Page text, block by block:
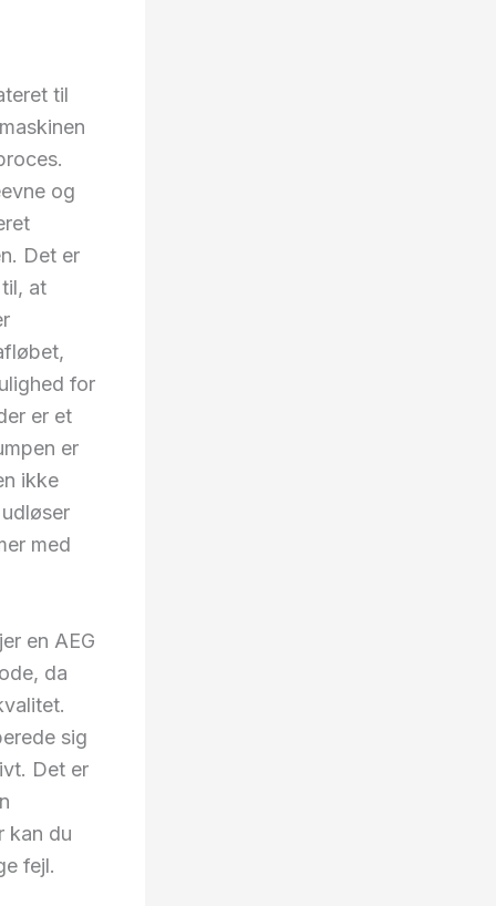
til
og
Det er
at
for
er et
er
ikke
med
en AEG
da
sig
Det er
kan du
fejl.